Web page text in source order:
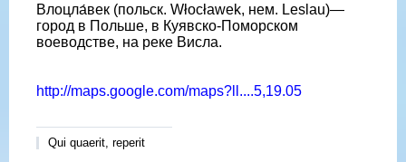
Влоцла́век (польск. Włocławek, нем. Leslau)—
город в Польше, в Куявско-Поморском
воеводстве, на реке Висла.
http://maps.google.com/maps?ll....5,19.05
Qui quaerit, reperit